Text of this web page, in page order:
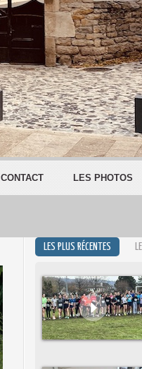
CONTACT LES PHOTOS
LES PLUS RÉCENTES